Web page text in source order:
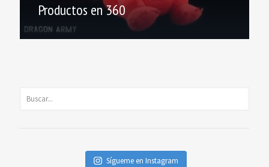
Productos en 360
Sígueme en Instagram